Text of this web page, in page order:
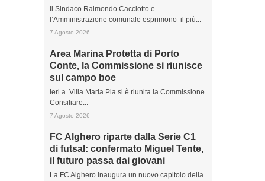
Il Sindaco Raimondo Cacciotto e
l’Amministrazione comunale esprimono il più...
7 Agosto 2026
Area Marina Protetta di Porto
Conte, la Commissione si riunisce
sul campo boe
Ieri a Villa Maria Pia si è riunita la Commissione
Consiliare...
7 Agosto 2026
FC Alghero riparte dalla Serie C1
di futsal: confermato Miguel Tente,
il futuro passa dai giovani
La FC Alghero inaugura un nuovo capitolo della